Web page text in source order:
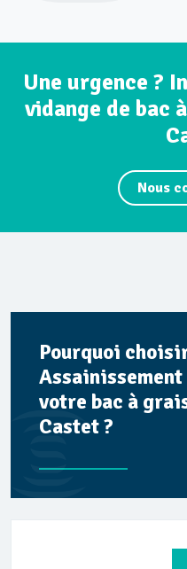
Une urgence ?
vidange de bac
Nous
Pourquoi
votre bac à
Castet ?